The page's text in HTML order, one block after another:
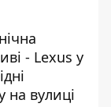
нічна
- Lexus у
на вулиці